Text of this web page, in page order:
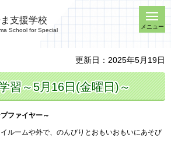
支援学校
School for Special
メニュー
更新日：2025年5月19日
習～5月16日(金曜日)～
ファイヤー～
ルームや外で、のんびりとおもいおもいにあそび